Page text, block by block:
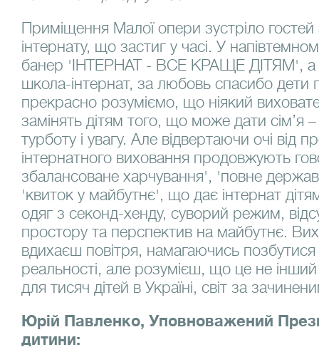
Приміщення Малої опери зустріло
інтернату, що застиг у часі. У
банер 'ІНТЕРНАТ - ВСЕ КРАЩЕ ДІТЯМ', а
школа-інтернат, за любовь спасибо дети
прекрасно розуміємо, що ніякий
замінять дітям того, що може дати сім’я
турботу і увагу. Але відвертаючи очі від
інтернатного виховання продовжують
збалансоване харчування', 'повне
'квиток у майбутнє', що дає інтернат
одяг з секонд-хенду, суворий режим,
простору та перспектив на майбутнє.
вдихаєш повітря, намагаючись позбутися
реальності, але розумієш, що це не інший
для тисяч дітей в Україні, світ за
Юрій Павленко, Уповноважений
дитини: